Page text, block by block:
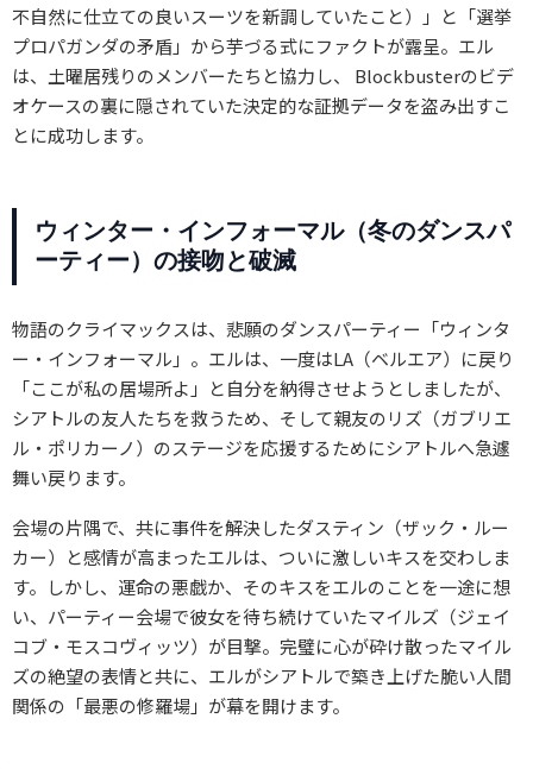
不自然に仕立ての良いスーツを新調していたこと）」と「選挙
プロパガンダの矛盾」から芋づる式にファクトが露呈。エル
は、土曜居残りのメンバーたちと協力し、 Blockbusterのビデ
オケースの裏に隠されていた決定的な証拠データを盗み出すこ
とに成功します。
ウィンター・インフォーマル（冬のダンスパ
ーティー）の接吻と破滅
物語のクライマックスは、悲願のダンスパーティー「ウィンタ
ー・インフォーマル」。エルは、一度はLA（ベルエア）に戻り
「ここが私の居場所よ」と自分を納得させようとしましたが、
シアトルの友人たちを救うため、そして親友のリズ（ガブリエ
ル・ポリカーノ）のステージを応援するためにシアトルへ急遽
舞い戻ります。
会場の片隅で、共に事件を解決したダスティン（ザック・ルー
カー）と感情が高まったエルは、ついに激しいキスを交わしま
す。しかし、運命の悪戯か、そのキスをエルのことを一途に想
い、パーティー会場で彼女を待ち続けていたマイルズ（ジェイ
コブ・モスコヴィッツ）が目撃。完璧に心が砕け散ったマイル
ズの絶望の表情と共に、エルがシアトルで築き上げた脆い人間
関係の「最悪の修羅場」が幕を開けます。